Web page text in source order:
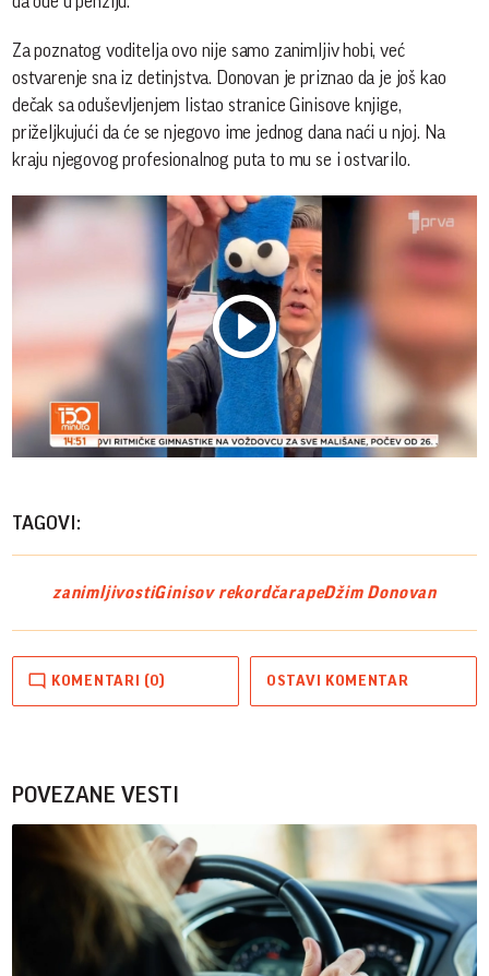
Za poznatog voditelja ovo nije samo zanimljiv hobi, već
ostvarenje sna iz detinjstva. Donovan je priznao da je još kao
dečak sa oduševljenjem listao stranice Ginisove knjige,
priželjkujući da će se njegovo ime jednog dana naći u njoj. Na
kraju njegovog profesionalnog puta to mu se i ostvarilo.
Play
TAGOVI:
zanimljivostiGinisov rekordčarapeDžim Donovan
KOMENTARI (0) OSTAVI KOMENTAR
POVEZANE VESTI